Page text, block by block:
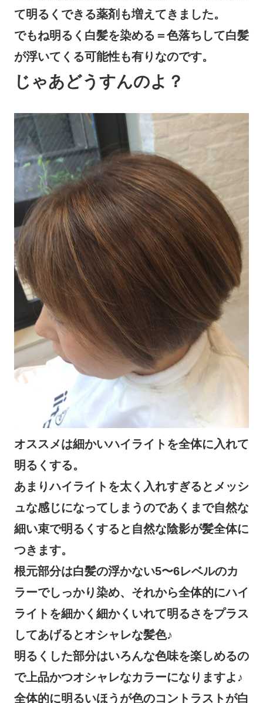
て明るくできる薬剤も増えてきました。
でもね明るく白髪を染める＝色落ちして白髪
が浮いてくる可能性も有りなのです。
じゃあどうすんのよ？
オススメは細かいハイライトを全体に入れて
明るくする。
あまりハイライトを太く入れすぎるとメッシ
ュな感じになってしまうのであくまで自然な
細い束で明るくすると自然な陰影が髪全体に
つきます。
根元部分は白髪の浮かない5〜6レベルのカ
ラーでしっかり染め、それから全体的にハイ
ライトを細かく細かくいれて明るさをプラス
してあげるとオシャレな髪色♪
明るくした部分はいろんな色味を楽しめるの
で上品かつオシャレなカラーになりますよ♪
全体的に明るいほうが色のコントラストが白